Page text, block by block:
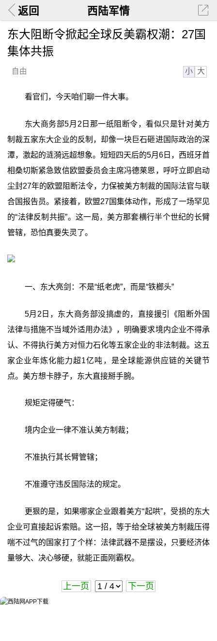
返回 西陆军情
东大阻断令掀起全球反美霸权潮：27国
集体共振
自由 小 大
看官们，今天咱们聊一件大事。
东大商务部5月2日那一纸阻断令，看似只是针对美方
制裁五家东大企业的反制，却像一块巨石砸进国际政治的深
潭，激起的涟漪远超想象。短短四天后的5月6日，西班牙首
相桑切斯紧急致信欧盟委员会主席冯德莱恩，呼吁立即启动
尘封27年的欧盟阻断法令，力保被美方制裁的国际法官与联
合国报告员。紧接着，欧盟27国集体动作，形成了一场罕见
的“法律反制共振”。这一局，美方那套横行半个世纪的长臂
管辖，恐怕真要失灵了。
一、东大亮剑：不是“纸老虎”，而是“铁榔头”‍
5月2日，东大商务部没搞虚的，直接援引《阻断外国
法律与措施不当域外适用办法》，明确要求境内企业不得承
认、不得执行美方对恒力石化等五家企业的非法制裁。这五
家企业年炼化能力超1亿吨，是全球能源供应链的关键节
点。美方想卡脖子，东大直接掰手腕。
规矩定得硬气：
境内企业一律不准认美方制裁；
不准执行其长臂管辖；
不准遵守违反国际法的规定。
更狠的是，如果哪家企业跟着美方“起哄”，受损的东大
企业可直接起诉索赔。这一招，等于给全球被美方制裁压得
喘不过气的国家打了个样：法律武器不是摆设，只要经济体
量够大、决心够硬，就能正面刚霸权。
上一页 下一页